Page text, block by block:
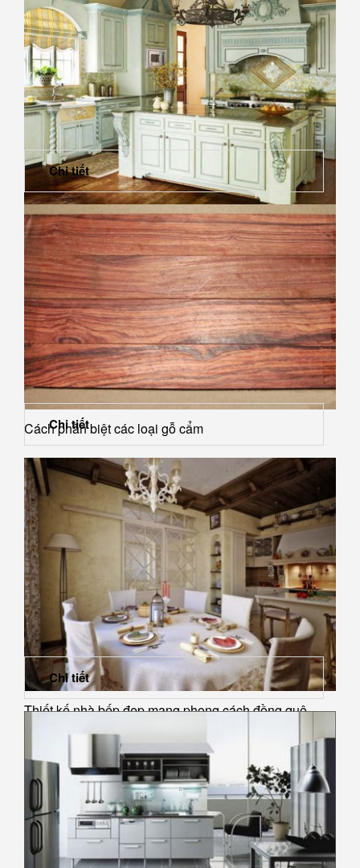
Thiết kế vân gỗ ngang dọc cho nhà thêm sang trọng
Nội thất cực xinh cho căn bếp chung cư
Chi tiết
Cách phân biệt các loại gỗ cẩm
Chi tiết
Thiết kế nhà bếp đẹp mang phong cách đồng quê
Chi tiết